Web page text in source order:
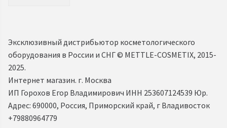
Эксклюзивный дистрибьютор косметологического
оборудования в России и СНГ ©️ METTLE-COSMETIX, 2015-
2025.
Интернет магазин. г. Москва
ИП Горохов Егор Владимирович ИНН 253607124539 Юр.
Адрес: 690000, Россия, Приморский край, г Владивосток
+79880964779